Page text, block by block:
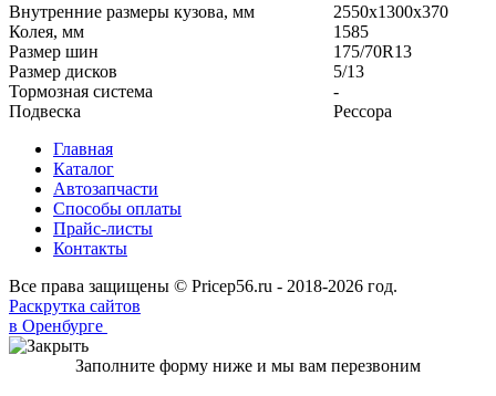
Внутренние размеры кузова, мм
2550x1300x370
Колея, мм
1585
Размер шин
175/70R13
Размер дисков
5/13
Тормозная система
-
Подвеска
Рессора
Главная
Каталог
Автозапчасти
Способы оплаты
Прайс-листы
Контакты
Все права защищены © Pricep56.ru - 2018-2026 год.
Раскрутка сайтов
в Оренбурге
Заполните форму ниже и мы вам перезвоним